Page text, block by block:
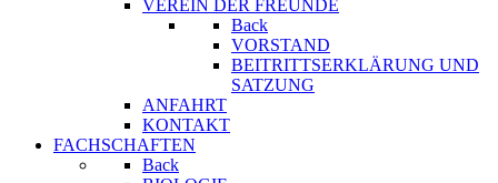
VEREIN DER FREUNDE
Back
VORSTAND
BEITRITTSERKLÄRUNG UND
SATZUNG
ANFAHRT
KONTAKT
FACHSCHAFTEN
Back